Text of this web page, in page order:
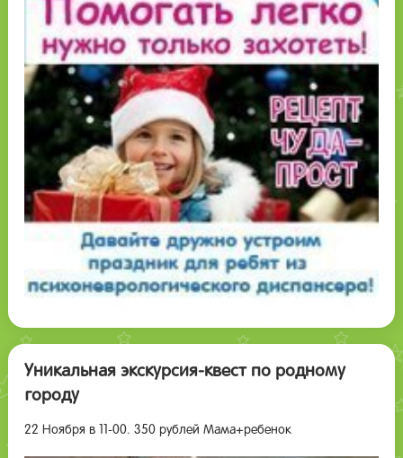
Уникальная экскурсия-квест по родному
городу
22 Ноября в 11-00. 350 рублей Мама+ребенок